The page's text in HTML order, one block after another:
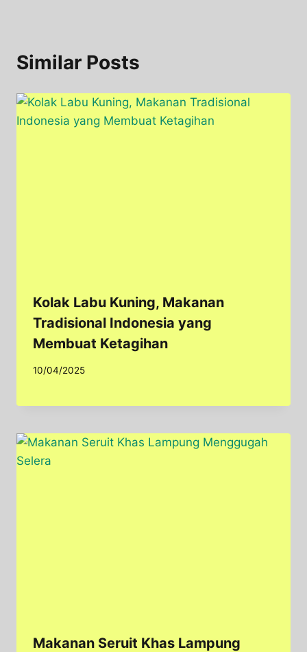
Similar Posts
Kolak Labu Kuning, Makanan
Tradisional Indonesia yang
Membuat Ketagihan
10/04/2025
Makanan Seruit Khas Lampung